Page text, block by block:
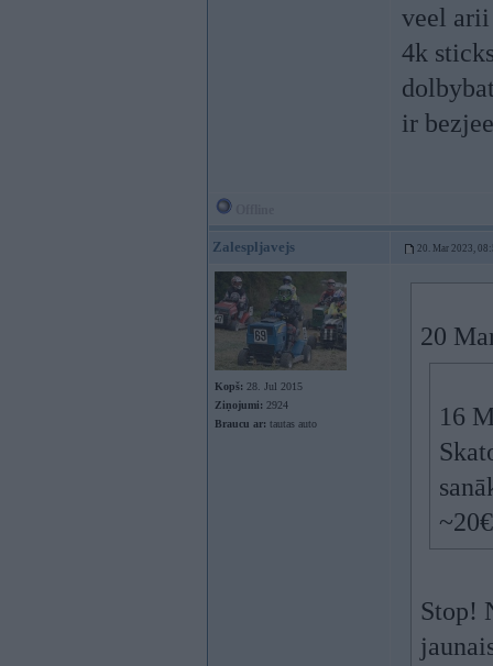
veel arii
4k
ir
Zalespljavejs 20. Mar 2023,
Kopš: 28. Jul 2015
Ziņojumi: 2924
Braucu ar: tautas auto
20
16
Stop!